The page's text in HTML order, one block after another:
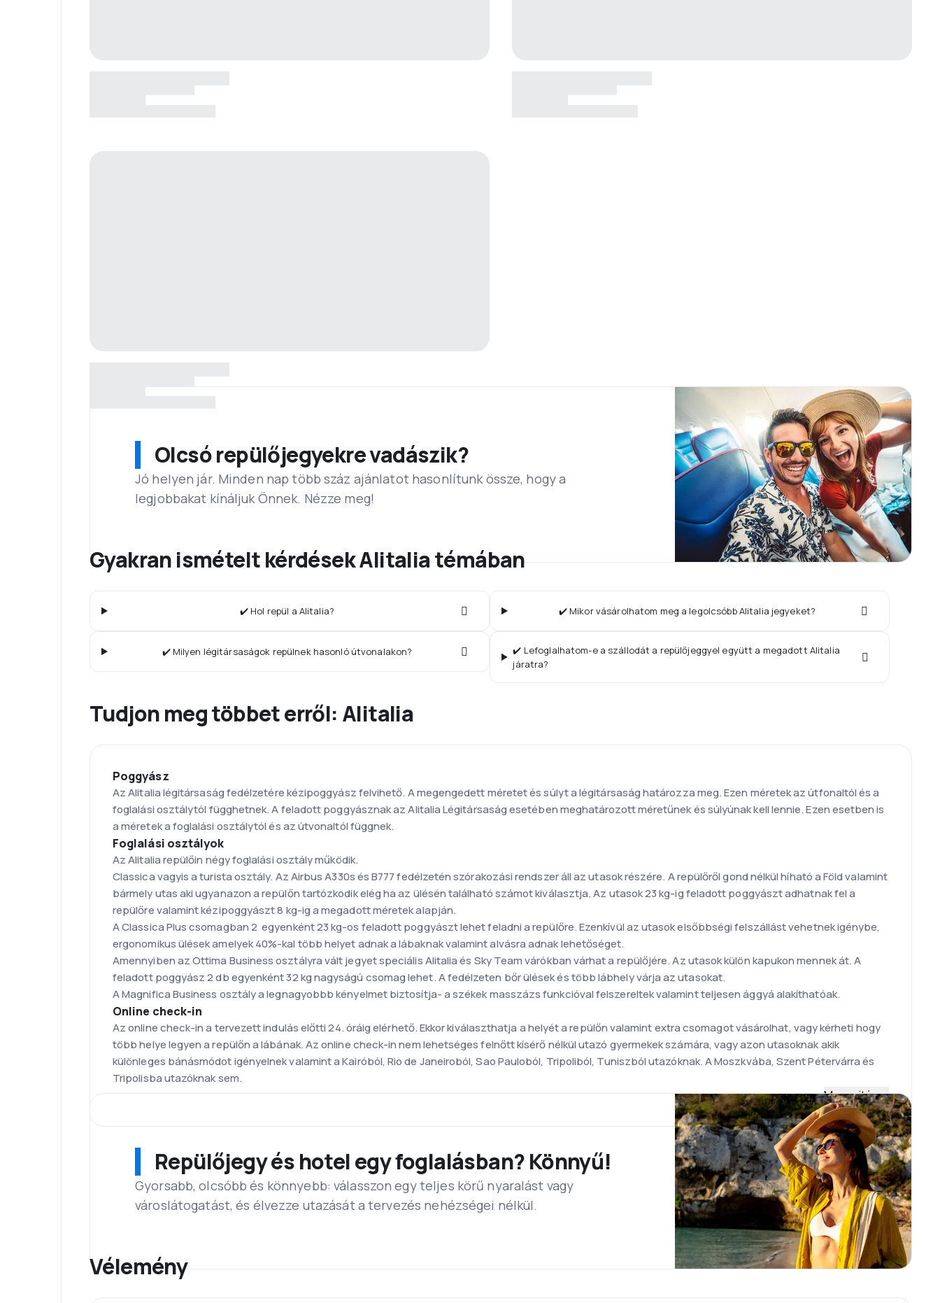
Olcsó repülőjegyekre vadászik?
Jó helyen jár. Minden nap több száz ajánlatot hasonlítunk össze, hogy a
legjobbakat kínáljuk Önnek. Nézze meg!
Gyakran ismételt kérdések Alitalia témában
✔️ Hol repül a Alitalia? ✔️ Mikor vásárolhatom meg a legolcsóbb Alitalia jegyeket?
✔️ Milyen légitársaságok repülnek hasonló útvonalakon?
✔️ Lefoglalhatom-e a szállodát a repülőjeggyel együtt a megadott Alitalia
járatra?
Tudjon meg többet erről: Alitalia
Poggyász
Az Alitalia légitársaság fedélzetére kézipoggyász felvihető. A megengedett méretet és súlyt a légitársaság határozza meg. Ezen méretek az útfonaltól és a
foglalási osztálytól függhetnek. A feladott poggyásznak az Alitalia Légitársaság esetében meghatározott méretűnek és súlyúnak kell lennie. Ezen esetben is
a méretek a foglalási osztálytól és az útvonaltól függnek.
Foglalási osztályok
Az Alitalia repülőin négy foglalási osztály működik.
Classica vagyis a turista osztály. Az Airbus A330s és B777 fedélzetén szórakozási rendszer áll az utasok részére. A repülőről gond nélkül híható a Föld valamint
bármely utas aki ugyanazon a repülőn tartózkodik elég ha az ülésén található számot kiválasztja. Az utasok 23 kg-ig feladott poggyászt adhatnak fel a
repülőre valamint kézipoggyászt 8 kg-ig a megadott méretek alapján.
A Classica Plus csomagban 2 egyenként 23 kg-os feladott poggyászt lehet feladni a repülőre. Ezenkívül az utasok elsőbbségi felszállást vehetnek igénybe,
ergonomikus ülések amelyek 40%-kal több helyet adnak a lábaknak valamint alvásra adnak lehetőséget.
Amennyiben az Ottima Business osztályra vált jegyet speciális Alitalia és Sky Team várókban várhat a repülőjére. Az utasok külön kapukon mennek át. A
feladott poggyász 2 db egyenként 32 kg nagyságú csomag lehet. A fedélzeten bőr ülések és több lábhely várja az utasokat.
A Magnifica Business osztály a legnagyobbb kényelmet biztosítja- a székek masszázs funkcióval felszereltek valamint teljesen ággyá alakíthatóak.
Online check-in
Az online check-in a tervezett indulás előtti 24. óráig elérhető. Ekkor kiválaszthatja a helyét a repülőn valamint extra csomagot vásárolhat, vagy kérheti hogy
több helye legyen a repülőn a lábának. Az online check-in nem lehetséges felnőtt kísérő nélkül utazó gyermekek számára, vagy azon utasoknak akik
különleges bánásmódot igényelnek valamint a Kairóból, Rio de Janeiroból, Sao Pauloból, Tripoliból, Tuniszból utazóknak. A Moszkvába, Szent Pétervárra és
Tripolisba utazóknak sem.
Az Alitalia légitársaság flottája az egyik legfiatalabb a világon a gépek átlagéletkora 7 év. 140 repülőjük között megtalálhatóak a Boeing B777-esek és az
Róma-Fiumicino (Leonardo da Vinci) Repülőtér
A repülőtéren található az Alitalia légitársaság bázisa. A repülőtér 35 km-re dél-nyugatra található Róma történelmi belvárosától. A 6. legnagyobb repülőtér
Európában kb. 36 millió utast szolgál ki évente.
A repülőtérnek 4 terminálja van: T1 az Alitalia valamint a Schengeni övezeti Sky Team, Lux Air es Air Italy légitársaságok számára fenntartva. A T2 terminál
pedig fapados légitársaságoknak, a T3 a nemzetközi járatoknak a T5 pedig az Amerikába és Izraelbe tartó járatoknak van fenntartva.
Az Alitalia légitársaság ételei a legjobbak között vannak. A "Global Traveler" 2010,2011,2012-ben és 2013-ban a "Legjobb Repülő Konyha" díját adta át nekik.
A turista osztályon az utasok meleg ételt kapnak, harapnivalót vagy reggelit az út hosszúságától függően. A jegy árában foglaltatik a welcome drink, meleg
törölközök kézmosáshoz, soft drinkek, borok a legjobb olasz borászatokból valamint a meleg italok.
Megnyitás
Repülőjegy és hotel egy foglalásban? Könnyű!
Gyorsabb, olcsóbb és könnyebb: válasszon egy teljes körű nyaralást vagy
városlátogatást, és élvezze utazását a tervezés nehézségei nélkül.
Vélemény